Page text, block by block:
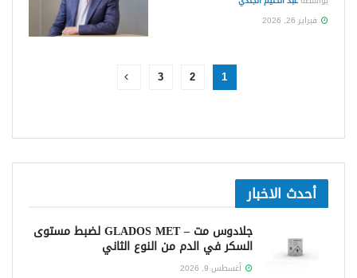
فبراير 26, 2026
1
2
3
أحدث الاخبار
جلادوس مت – GLADOS MET لضبط مستوى
السكر في الدم من النوع الثاني
أغسطس 9, 2026